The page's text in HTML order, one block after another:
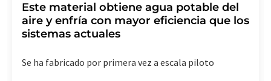
Este material obtiene agua potable del
aire y enfría con mayor eficiencia que los
sistemas actuales
Se ha fabricado por primera vez a escala piloto